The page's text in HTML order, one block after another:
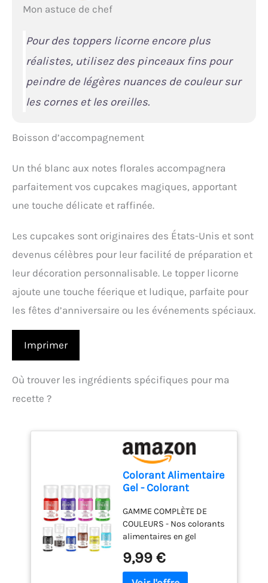
Mon astuce de chef
Pour des toppers licorne encore plus
réalistes, utilisez des pinceaux fins pour
peindre de légères nuances de couleur sur
les cornes et les oreilles.
Boisson d’accompagnement
Un thé blanc aux notes florales accompagnera
parfaitement vos cupcakes magiques, apportant
une touche délicate et raffinée.
Les cupcakes sont originaires des États-Unis et sont
devenus célèbres pour leur facilité de préparation et
leur décoration personnalisable. Le topper licorne
ajoute une touche féerique et ludique, parfaite pour
les fêtes d’anniversaire ou les événements spéciaux.
Imprimer
Où trouver les ingrédients spécifiques pour ma
recette ?
Colorant Alimentaire
Gel - Colorant
Goût pour Gâteaux,
Cuisson, Fondant,
Macarons - Gel Food
Colouring Vibrant
pour Décoration de
Gâteau, Glaçage,
GAMME COMPLÈTE DE
COULEURS - Nos colorants
alimentaires en gel
de colorants comestibles
hautement concentrés.
9,99 €